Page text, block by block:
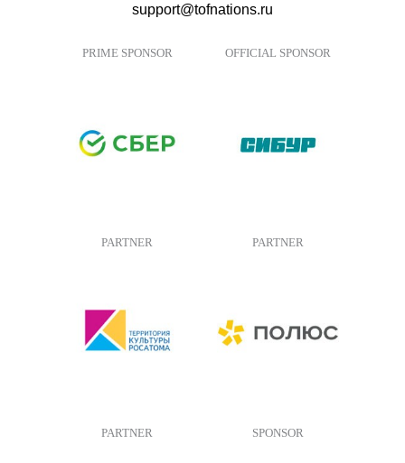
support@tofnations.ru
PRIME SPONSOR OFFICIAL SPONSOR
PARTNER PARTNER
PARTNER SPONSOR